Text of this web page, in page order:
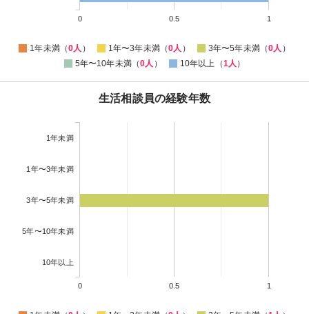
0 0.5 1
1年未満（0人 ） 1年〜3年未満（0人 ） 3年〜5年未満（0人 ）
5年〜10年未満（0人 ） 10年以上（1人 ）
生活相談員の経験年数
1年未満
1年〜3年未満
3年〜5年未満
5年〜10年未満
10年以上
0 0.5 1